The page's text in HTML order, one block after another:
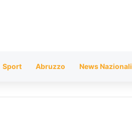
Sport Abruzzo News Nazionali